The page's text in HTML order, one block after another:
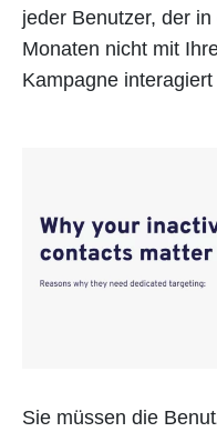
jeder Benutzer, der
Monaten nicht mit
Kampagne interagiert
Sie müssen die